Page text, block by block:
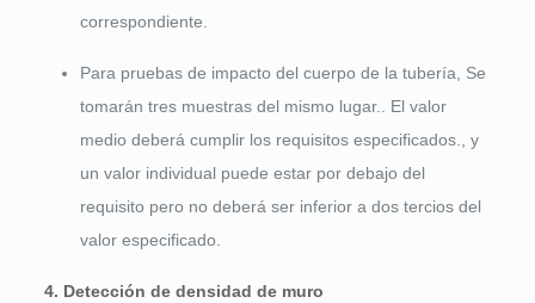
correspondiente.
Para pruebas de impacto del cuerpo de la tubería, Se
tomarán tres muestras del mismo lugar.. El valor
medio deberá cumplir los requisitos especificados., y
un valor individual puede estar por debajo del
requisito pero no deberá ser inferior a dos tercios del
valor especificado.
4. Detección de densidad de muro